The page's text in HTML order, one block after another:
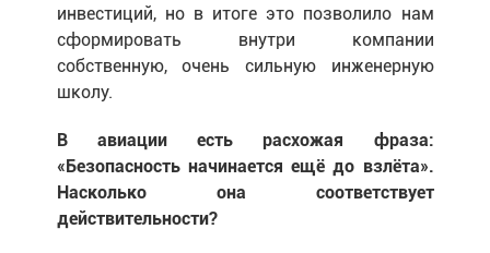
инвестиций, но в итоге это позволило нам
сформировать внутри компании
собственную, очень сильную инженерную
школу.
В авиации есть расхожая фраза:
«Безопасность начинается ещё до взлёта».
Насколько она соответствует
действительности?